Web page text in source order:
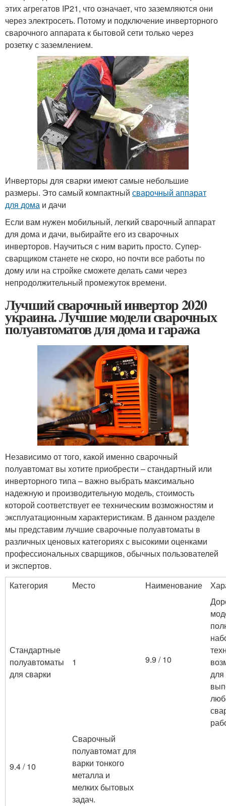
этих агрегатов IP21, что означает, что заземляются они
через электросеть. Потому и подключение инверторного
сварочного аппарата к бытовой сети только через
розетку с заземлением.
Инверторы для сварки имеют самые небольшие
размеры. Это самый компактный сварочный аппарат
для дома и дачи
Если вам нужен мобильный, легкий сварочный аппарат
для дома и дачи, выбирайте его из сварочных
инверторов. Научиться с ним варить просто. Супер-
сварщиком станете не скоро, но почти все работы по
дому или на стройке сможете делать сами через
непродолжительный промежуток времени.
Лучший сварочный инвертор 2020
украина. Лучшие модели сварочных
полуавтоматов для дома и гаража
Независимо от того, какой именно сварочный
полуавтомат вы хотите приобрести – стандартный или
инверторного типа – важно выбрать максимально
надежную и производительную модель, стоимость
которой соответствует ее техническим возможностям и
эксплуатационным характеристикам. В данном разделе
мы представим лучшие сварочные полуавтоматы в
различных ценовых категориях с высокими оценками
профессиональных сварщиков, обычных пользователей
и экспертов.
Категория
Место Наименование
Стандартные
полуавтоматы
для сварки
1 9.9 / 10
для
9.4 / 10
Сварочный
полуавтомат для
варки тонкого
металла и
мелких бытовых
задач.